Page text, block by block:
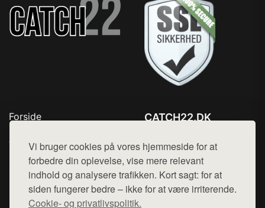
Vi bruger cookies på vores hjemmeside for at
forbedre din oplevelse, vise mere relevant
indhold og analysere trafikken. Kort sagt: for at
siden fungerer bedre – ikke for at være irriterende.
Cookie- og privatlivspolitik.
Forside
Top Rabatter
Kontakt
CATCH22.DK
Mail: hej@want.dk
Cookie- og privatlivspolitik